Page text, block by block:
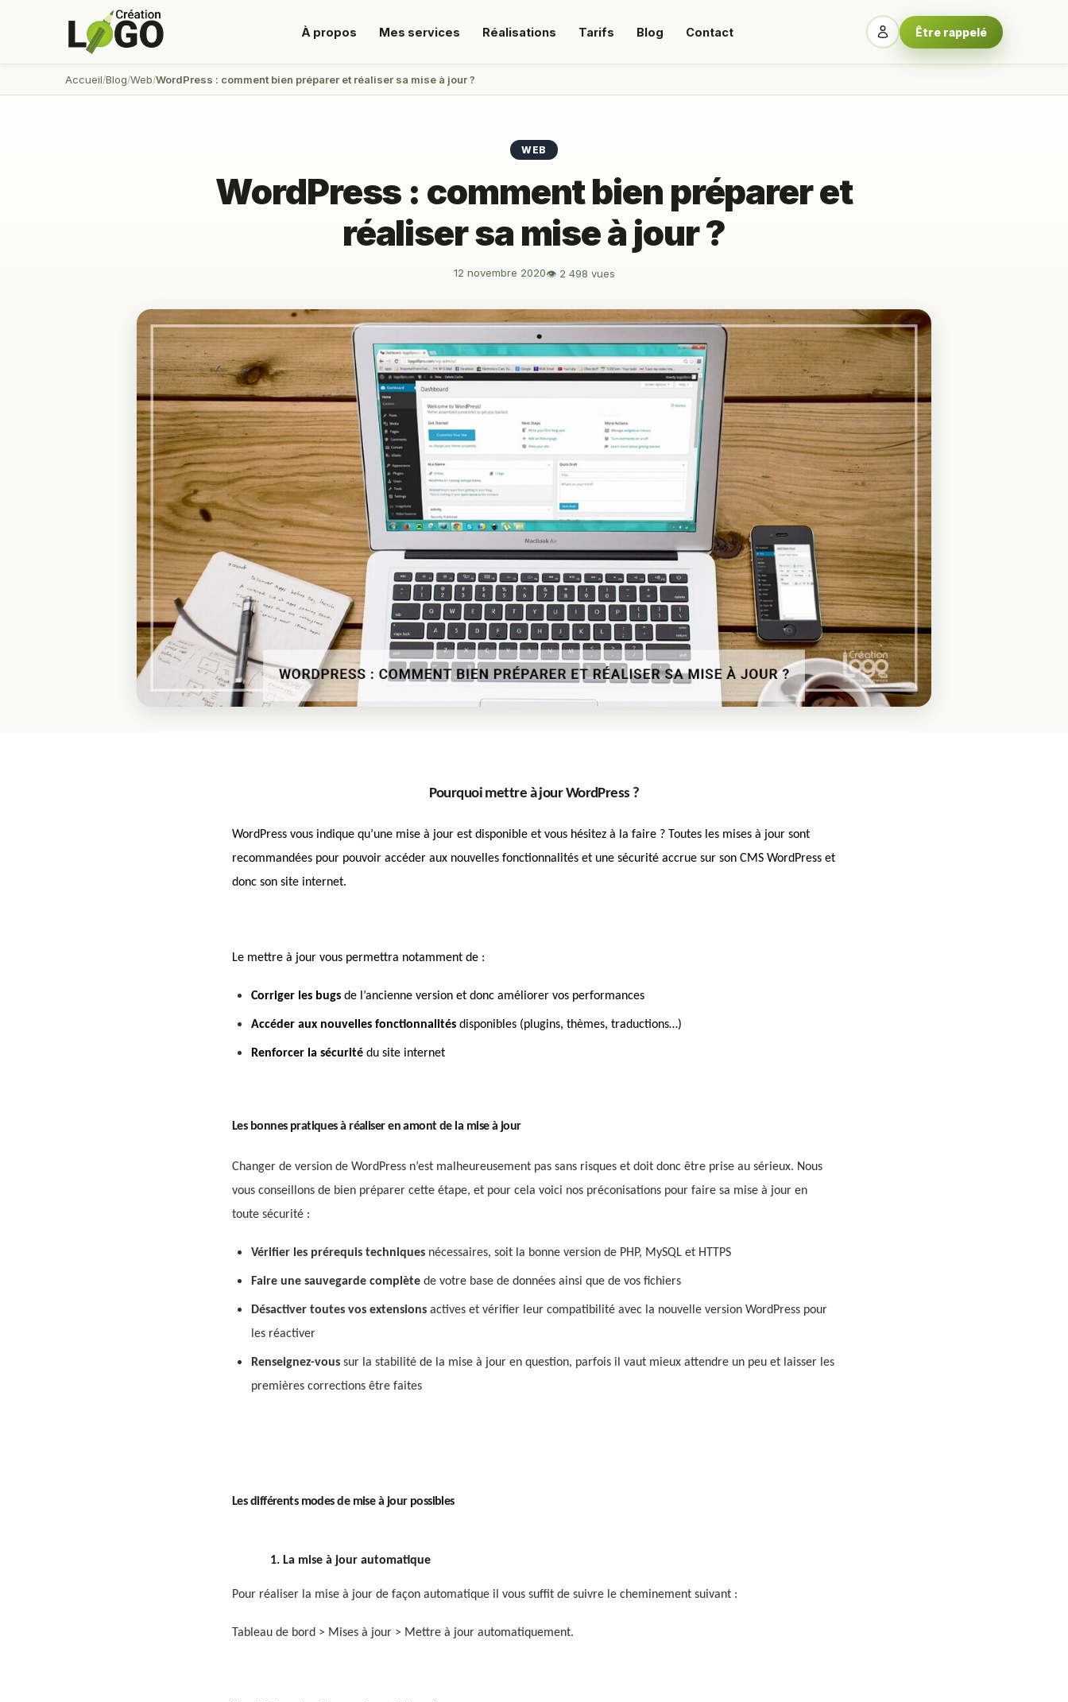
À propos Mes services Réalisations Tarifs Blog Contact Être rappelé
Accueil Blog Web WordPress : comment bien préparer et réaliser sa mise à jour ?
WEB
WordPress : comment bien préparer et
réaliser sa mise à jour ?
12 novembre 2020👁 2 498 vues
Pourquoi mettre à jour WordPress ?
WordPress vous indique qu’une mise à jour est disponible et vous hésitez à la faire ? Toutes les mises à jour sont
recommandées pour pouvoir accéder aux nouvelles fonctionnalités et une sécurité accrue sur son CMS WordPress et
donc son site internet.
Le mettre à jour vous permettra notamment de :
Corriger les bugs de l’ancienne version et donc améliorer vos performances
Accéder aux nouvelles fonctionnalités disponibles (plugins, thèmes, traductions…)
Renforcer la sécurité du site internet
Les bonnes pratiques à réaliser en amont de la mise à jour
Changer de version de WordPress n’est malheureusement pas sans risques et doit donc être prise au sérieux. Nous
vous conseillons de bien préparer cette étape, et pour cela voici nos préconisations pour faire sa mise à jour en
toute sécurité :
Vérifier les prérequis techniques nécessaires, soit la bonne version de PHP, MySQL et HTTPS
Faire une sauvegarde complète de votre base de données ainsi que de vos fichiers
Désactiver toutes vos extensions actives et vérifier leur compatibilité avec la nouvelle version WordPress pour
les réactiver
Renseignez-vous sur la stabilité de la mise à jour en question, parfois il vaut mieux attendre un peu et laisser les
premières corrections être faites
Les différents modes de mise à jour possibles
1. La mise à jour automatique
Pour réaliser la mise à jour de façon automatique il vous suffit de suivre le cheminement suivant :
Tableau de bord > Mises à jour > Mettre à jour automatiquement.